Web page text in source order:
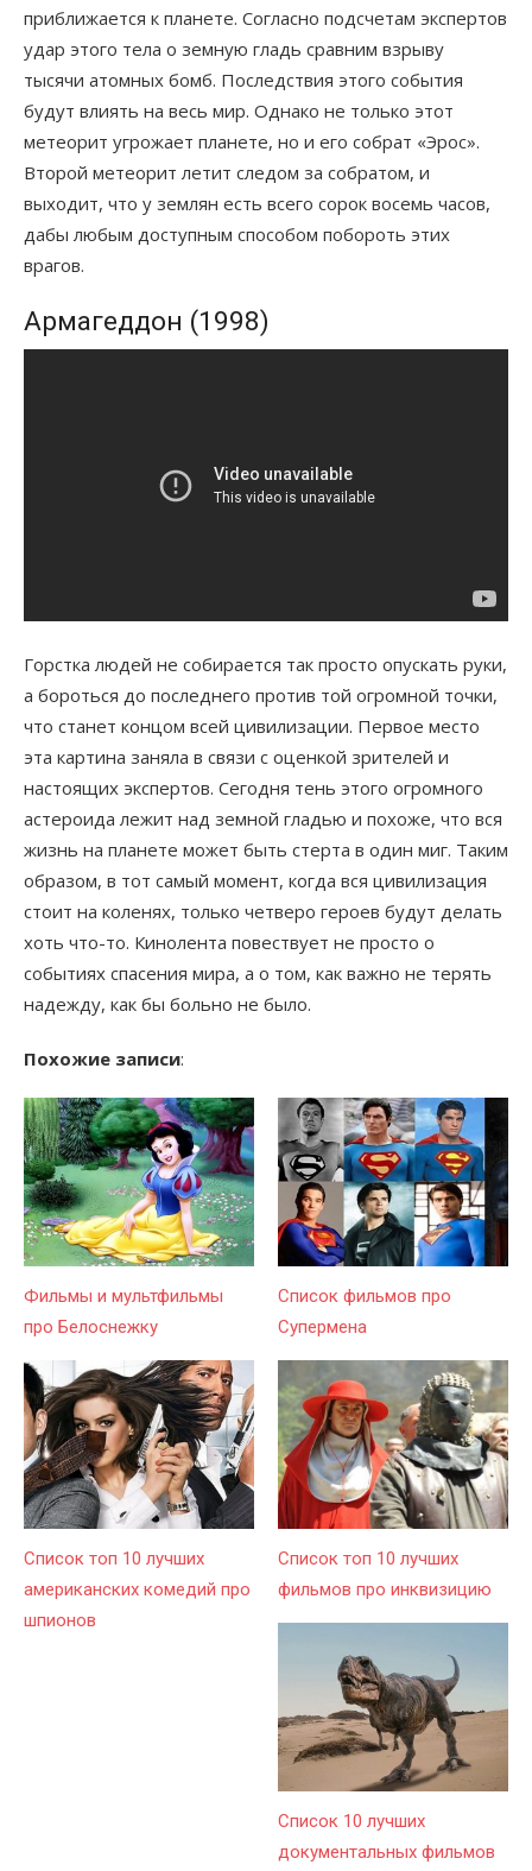
приближается к планете. Согласно подсчетам экспертов
удар этого тела о земную гладь сравним взрыву
тысячи атомных бомб. Последствия этого события
будут влиять на весь мир. Однако не только этот
метеорит угрожает планете, но и его собрат «Эрос».
Второй метеорит летит следом за собратом, и
выходит, что у землян есть всего сорок восемь часов,
дабы любым доступным способом побороть этих
врагов.
Армагеддон (1998)
Горстка людей не собирается так просто опускать руки,
а бороться до последнего против той огромной точки,
что станет концом всей цивилизации. Первое место
эта картина заняла в связи с оценкой зрителей и
настоящих экспертов. Сегодня тень этого огромного
астероида лежит над земной гладью и похоже, что вся
жизнь на планете может быть стерта в один миг. Таким
образом, в тот самый момент, когда вся цивилизация
стоит на коленях, только четверо героев будут делать
хоть что-то. Кинолента повествует не просто о
событиях спасения мира, а о том, как важно не терять
надежду, как бы больно не было.
Похожие записи:
Фильмы и мультфильмы
про Белоснежку
Список фильмов про
Супермена
Список топ 10 лучших
американских комедий про
шпионов
Список топ 10 лучших
фильмов про инквизицию
Список 10 лучших
документальных фильмов